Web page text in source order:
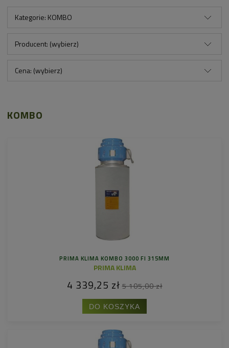
Kategorie: KOMBO
Producent: (wybierz)
Cena: (wybierz)
KOMBO
PRIMA KLIMA KOMBO 3000 FI 315MM
PRIMA KLIMA
4 339,25 zł 5 105,00 zł
DO KOSZYKA